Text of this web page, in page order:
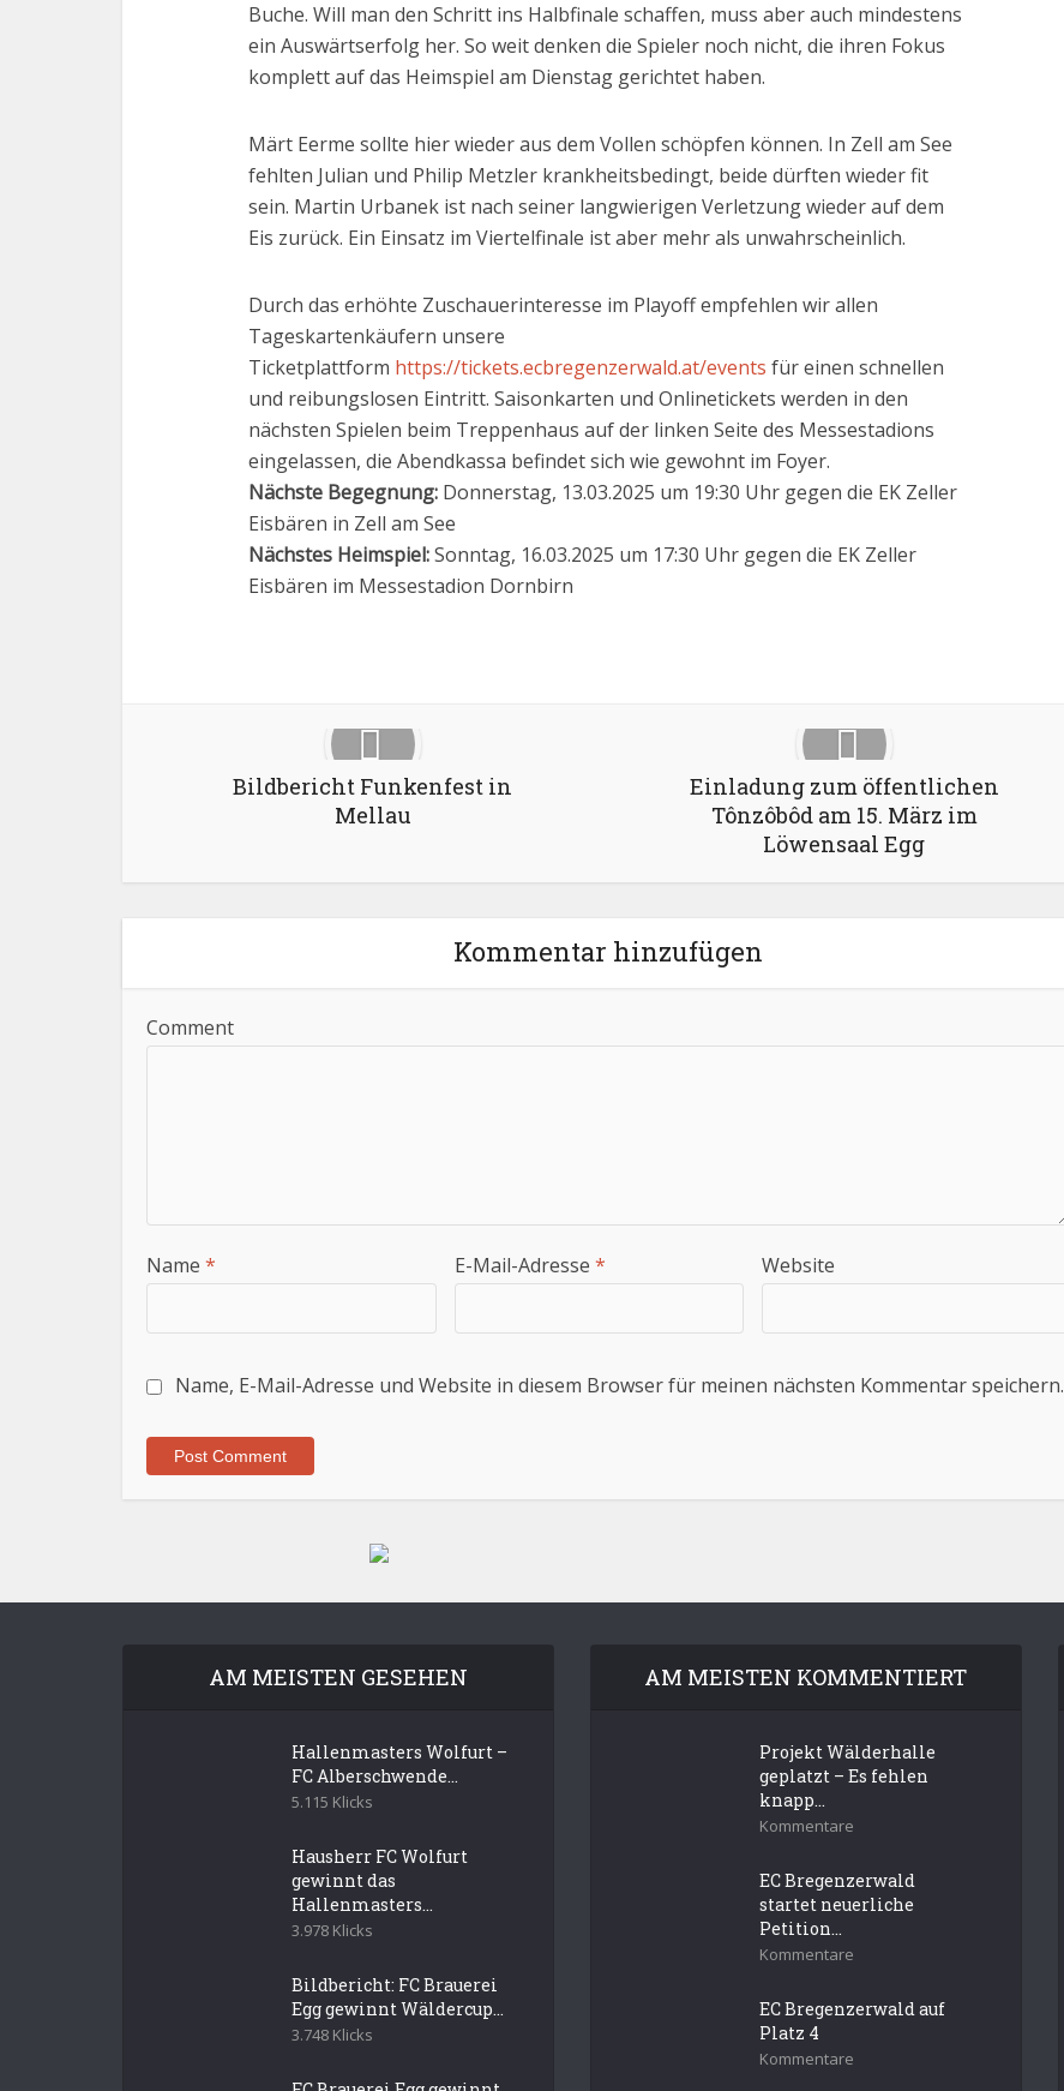
Buche. Will man den Schritt ins Halbfinale schaffen, muss aber auch mindestens
ein Auswärtserfolg her. So weit denken die Spieler noch nicht, die ihren Fokus
komplett auf das Heimspiel am Dienstag gerichtet haben.
Märt Eerme sollte hier wieder aus dem Vollen schöpfen können. In Zell am See
fehlten Julian und Philip Metzler krankheitsbedingt, beide dürften wieder fit
sein. Martin Urbanek ist nach seiner langwierigen Verletzung wieder auf dem
Eis zurück. Ein Einsatz im Viertelfinale ist aber mehr als unwahrscheinlich.
Durch das erhöhte Zuschauerinteresse im Playoff empfehlen wir allen
Tageskartenkäufern unsere
Ticketplattform https://tickets.ecbregenzerwald.at/events für einen schnellen
und reibungslosen Eintritt. Saisonkarten und Onlinetickets werden in den
nächsten Spielen beim Treppenhaus auf der linken Seite des Messestadions
eingelassen, die Abendkassa befindet sich wie gewohnt im Foyer.
Nächste Begegnung: Donnerstag, 13.03.2025 um 19:30 Uhr gegen die EK Zeller
Eisbären in Zell am See
Nächstes Heimspiel:Sonntag, 16.03.2025 um 17:30 Uhr gegen die EK Zeller
Eisbären im Messestadion Dornbirn
Bildbericht Funkenfest in
Mellau
Einladung zum öffentlichen
Tônzôbôd am 15. März im
Löwensaal Egg
Kommentar hinzufügen
Comment
Name * E-Mail-Adresse * Website
Name, E-Mail-Adresse und Website in diesem Browser für meinen nächsten Kommentar speichern.
AM MEISTEN GESEHEN
Hallenmasters Wolfurt –
FC Alberschwende...
5.115 Klicks
Hausherr FC Wolfurt
gewinnt das
Hallenmasters...
3.978 Klicks
Bildbericht: FC Brauerei
Egg gewinnt Wäldercup...
3.748 Klicks
AM MEISTEN KOMMENTIERT
Projekt Wälderhalle
geplatzt – Es fehlen
knapp...
Kommentare
EC Bregenzerwald
startet neuerliche
Petition...
Kommentare
EC Bregenzerwald auf
Platz 4
Kommentare